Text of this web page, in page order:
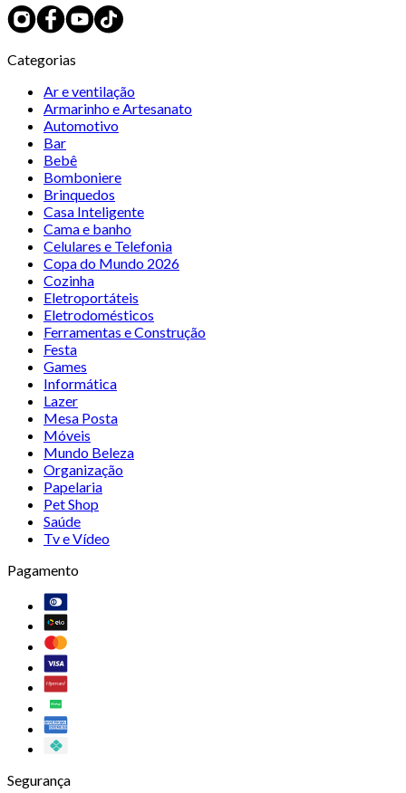
Categorias
Ar e ventilação
Armarinho e Artesanato
Automotivo
Bar
Bebê
Bomboniere
Brinquedos
Casa Inteligente
Cama e banho
Celulares e Telefonia
Copa do Mundo 2026
Cozinha
Eletroportáteis
Eletrodomésticos
Ferramentas e Construção
Festa
Games
Informática
Lazer
Mesa Posta
Móveis
Mundo Beleza
Organização
Papelaria
Pet Shop
Saúde
Tv e Vídeo
Pagamento
Segurança